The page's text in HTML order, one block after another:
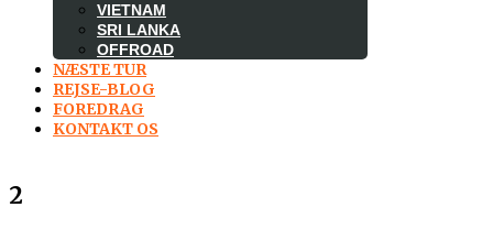
VIETNAM
SRI LANKA
OFFROAD
NÆSTE TUR
REJSE-BLOG
FOREDRAG
KONTAKT OS
2